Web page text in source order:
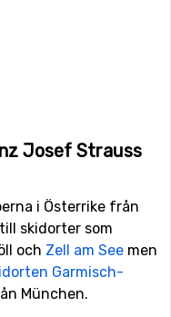
Josef Strauss
i Österrike från
skidorter som
och Zell am See men
Garmisch-
München.